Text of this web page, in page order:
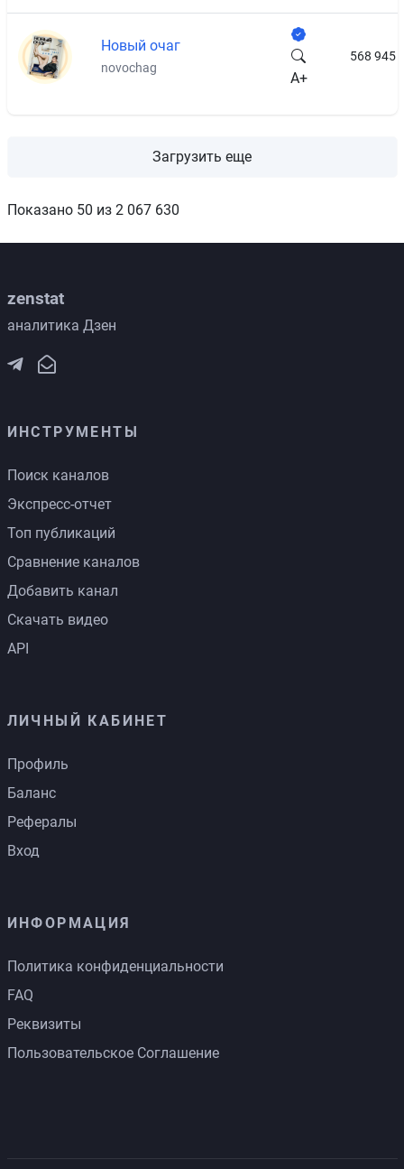
Новый очаг
novochag
A+
568 945
Загрузить еще
Показано 50 из 2 067 630
zenstat
аналитика Дзен
ИНСТРУМЕНТЫ
Поиск каналов
Экспресс-отчет
Топ публикаций
Сравнение каналов
Добавить канал
Скачать видео
API
ЛИЧНЫЙ КАБИНЕТ
Профиль
Баланс
Рефералы
Вход
ИНФОРМАЦИЯ
Политика конфиденциальности
FAQ
Реквизиты
Пользовательское Соглашение